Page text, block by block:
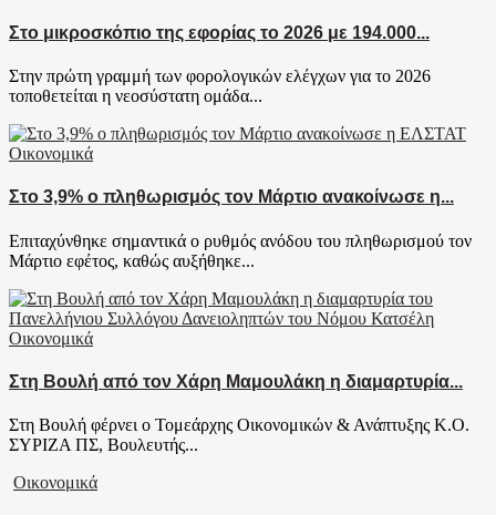
Στο μικροσκόπιο της εφορίας το 2026 με 194.000...
Στην πρώτη γραμμή των φορολογικών ελέγχων για το 2026
τοποθετείται η νεοσύστατη ομάδα...
Οικονομικά
Στο 3,9% ο πληθωρισμός τον Μάρτιο ανακοίνωσε η...
Επιταχύνθηκε σημαντικά ο ρυθμός ανόδου του πληθωρισμού τον
Μάρτιο εφέτος, καθώς αυξήθηκε...
Οικονομικά
Στη Βουλή από τον Χάρη Μαμουλάκη η διαμαρτυρία...
Στη Βουλή φέρνει ο Τομεάρχης Οικονομικών & Ανάπτυξης Κ.Ο.
ΣΥΡΙΖΑ ΠΣ, Βουλευτής...
Οικονομικά